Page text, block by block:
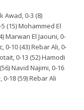
Awad, 0-3 (8)
(15) Mohammed El
Marwan El Jaouni, 0-
0-10 (43) Rebar Ali, 0-
0-13 (52) Hamodi
Navid Najimi, 0-16
0-18 (59) Rebar Ali